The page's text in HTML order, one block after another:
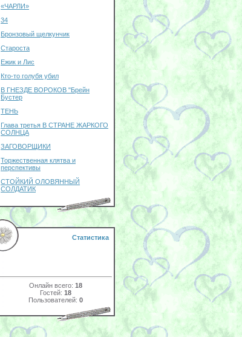
«ЧАРЛИ»
34
Бронзовый щелкунчик
Староста
Ежик и Лис
Кто-то голубя убил
В ГНЕЗДЕ ВОРОКОВ "Брейн
Бустер
ТЕНЬ
Глава третья В СТРАНЕ ЖАРКОГО
СОЛНЦА
ЗАГОВОРЩИКИ
Торжественная клятва и
перспективы
СТОЙКИЙ ОЛОВЯННЫЙ
СОЛДАТИК
Статистика
Онлайн всего: 18
Гостей: 18
Пользователей: 0